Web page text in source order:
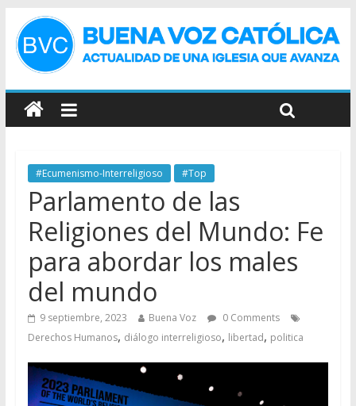
#Ecumenismo-Interreligioso #Top
Parlamento de las
Religiones del Mundo: Fe
para abordar los males
del mundo
9 septiembre, 2023 Buena Voz
0 Comments
Derechos Humanos, diálogo interreligioso, libertad, politica